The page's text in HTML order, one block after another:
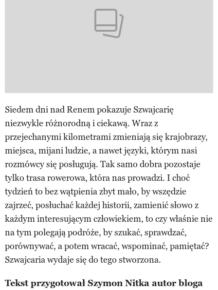
Siedem dni nad Renem pokazuje Szwajcarię
niezwykle różnorodną i ciekawą. Wraz z
przejechanymi kilometrami zmieniają się krajobrazy,
miejsca, mijani ludzie, a nawet języki, którym nasi
rozmówcy się posługują. Tak samo dobra pozostaje
tylko trasa rowerowa, która nas prowadzi. I choć
tydzień to bez wątpienia zbyt mało, by wszędzie
zajrzeć, posłuchać każdej historii, zamienić słowo z
każdym interesującym człowiekiem, to czy właśnie nie
na tym polegają podróże, by szukać, sprawdzać,
porównywać, a potem wracać, wspominać, pamiętać?
Szwajcaria wydaje się do tego stworzona.
Tekst przygotował Szymon Nitka autor bloga